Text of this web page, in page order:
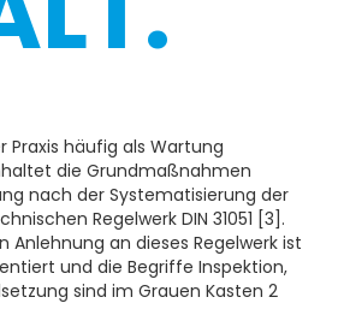
Praxis häufig als Wartung
die Grundmaßnahmen
nach der Systematisierung der
Regelwerk DIN 31051 [3].
Anlehnung an dieses Regelwerk ist
und die Begriffe Inspektion,
sind im Grauen Kasten 2